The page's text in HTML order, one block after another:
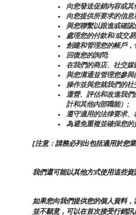
向您發送促銷內容或
向您提供所要求的信
與您聯繫以跟進或確
處理您的付款和/或交
創建和管理您的帳戶
回復您的詢問;
在我們的商店、社交
與您溝通並管理您參
操作並與您就我們的
運營、評估和改進我
計和其他內部職能）;
遵守適用的法律要求
為避免重複並確保您
[注意：請務必列出包括適用於您
我們還可能以其他方式使用這些
如果您向我們提供您的個人資料
並不願意，可以在首次接受行銷